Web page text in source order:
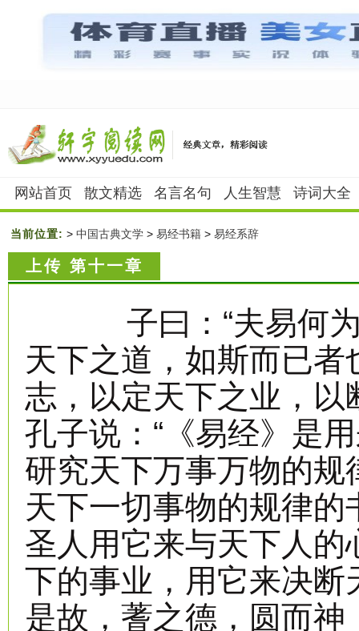
网站首页 散文精选 名言名句 人生智慧 诗词大全
当前位置: > 中国古典文学> 易经书籍> 易经系辞
上传 第十一章
子曰：“夫易何为
天下之道，如斯而已
志，以定天下之业，以
孔子说：“《易经》是
研究天下万事万物的
天下一切事物的规律
圣人用它来与天下人
下的事业，用它来决断
是故，蓍之德，圆而